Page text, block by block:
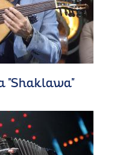
"Shaklawa"